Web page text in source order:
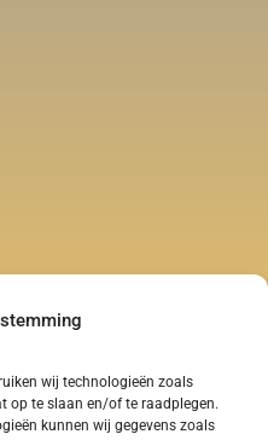
wij technologieën zoals
op te slaan en/of te raadplegen.
kunnen wij gegevens zoals